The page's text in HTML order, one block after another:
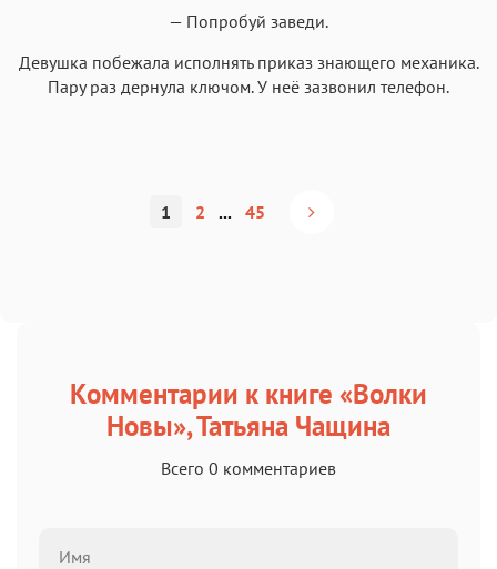
— Попробуй заведи.
Девушка побежала исполнять приказ знающего механика.
Пару раз дернула ключом. У неё зазвонил телефон.
1 2 ... 45
Комментарии к книге «Волки
Новы», Татьяна Чащина
Всего 0 комментариев